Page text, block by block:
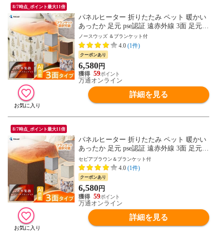
8/7時点_ポイント最大11倍
パネルヒーター 折りたたみ ペット 暖かい
あったか 足元 pse認証 遠赤外線 3面 足元ヒ
ーター デスク ヒーター 足元 暖房 オフィ
ス フットヒーター ヒーター 薄型 電気ヒー
ター こたつ 省エネ 冬 暖房器具 TOKAIZ
ノースウッズ ＆ブランケット付
4.0 (1件)
クーポンあり
6,580円
59
万通オンライン
詳細を見る
8/7時点_ポイント最大11倍
パネルヒーター 折りたたみ ペット 暖かい
あったか 足元 pse認証 遠赤外線 3面 足元ヒ
ーター デスク ヒーター 足元 暖房 オフィ
ス フットヒーター ヒーター 薄型 電気ヒー
ター こたつ 省エネ 暖房器具 TOKAIZ
セピアブラウン＆ブランケット付
4.0 (1件)
クーポンあり
6,580円
59
万通オンライン
詳細を見る